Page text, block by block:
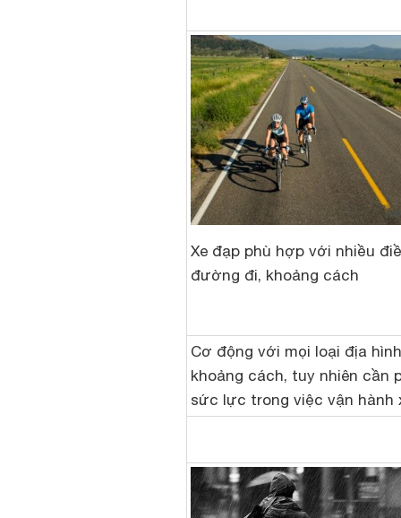
Xe đạp phù hợp với nhiều
đường đi, khoảng cách
Cơ động với mọi loại địa
khoảng cách, tuy nhiên cần
sức lực trong việc vận hành